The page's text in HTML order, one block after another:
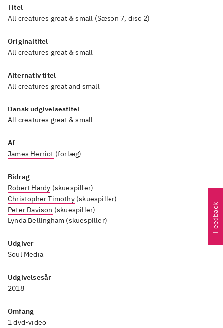
Titel
All creatures great & small (Sæson 7, disc 2)
Originaltitel
All creatures great & small
Alternativ titel
All creatures great and small
Dansk udgivelsestitel
All creatures great & small
Af
James Herriot (forlæg)
Bidrag
Robert Hardy (skuespiller)
Christopher Timothy(skuespiller)
Peter Davison (skuespiller)
Lynda Bellingham (skuespiller)
Udgiver
Soul Media
Udgivelsesår
2018
Omfang
1 dvd-video
Feedback